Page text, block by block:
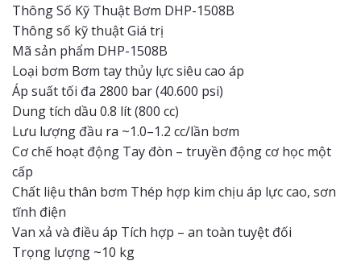
Thông Số Kỹ Thuật Bơm DHP-1508B
Thông số kỹ thuật Giá trị
Mã sản phẩm DHP-1508B
Loại bơm Bơm tay thủy lực siêu cao áp
Áp suất tối đa 2800 bar (40.600 psi)
Dung tích dầu 0.8 lít (800 cc)
Lưu lượng đầu ra ~1.0–1.2 cc/lần bơm
Cơ chế hoạt động Tay đòn – truyền động cơ học một
cấp
Chất liệu thân bơm Thép hợp kim chịu áp lực cao, sơn
tĩnh điện
Van xả và điều áp Tích hợp – an toàn tuyệt đối
Trọng lượng ~10 kg